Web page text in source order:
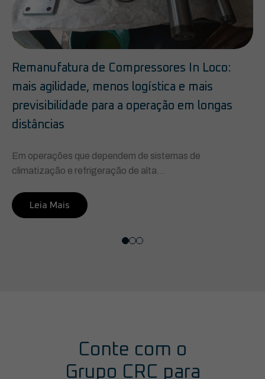
Remanufatura de Compressores In Loco:
mais agilidade, menos logística e mais
previsibilidade para a operação em longas
distâncias
Em operações que dependem de sistemas de
climatização e refrigeração de alta...
Leia Mais
Conte com o
Grupo CRC para